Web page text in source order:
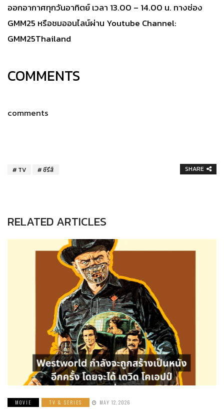
ออกอากาศทุกวันอาทิตย์ เวลา 13.00 – 14.00 น. ทางช่อง
GMM25 หรือชมออนไลน์ผ่าน Youtube Channel:
GMM25Thailand
COMMENTS
comments
TV ซีรีส์ SHARE
RELATED ARTICLES
MOVIE TV & SERIES MAY 12, 2026